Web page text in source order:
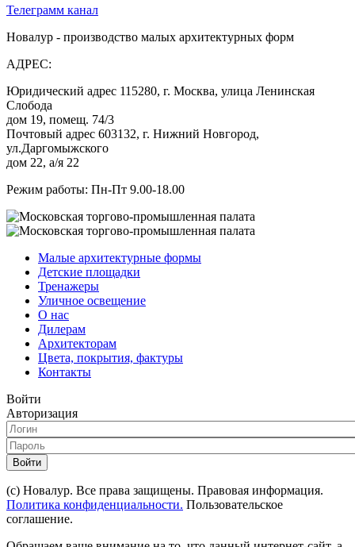
Телеграмм канал
Новалур - производство малых архитектурных форм
АДРЕС:
Юридический адрес 115280, г. Москва, улица Ленинская
Слобода
дом 19, помещ. 74/3
Почтовый адрес 603132, г. Нижний Новгород,
ул.Даргомыжского
дом 22, а/я 22
Режим работы: Пн-Пт 9.00-18.00
Малые архитектурные формы
Детские площадки
Тренажеры
Уличное освещение
О нас
Дилерам
Архитекторам
Цвета, покрытия, фактуры
Контакты
Войти
Авторизация
Войти
(с) Новалур. Все права защищены. Правовая информация.
Политика конфиденциальности. Пользовательское
соглашение.